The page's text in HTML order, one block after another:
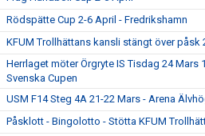
Rödspätte Cup 2-6 April - Fredrikshamn
KFUM Trollhättans kansli stängt över påsk
Herrlaget möter Örgryte IS Tisdag 24 Mars
Svenska Cupen
USM F14 Steg 4A 21-22 Mars - Arena
Påsklott - Bingolotto - Stötta KFUM